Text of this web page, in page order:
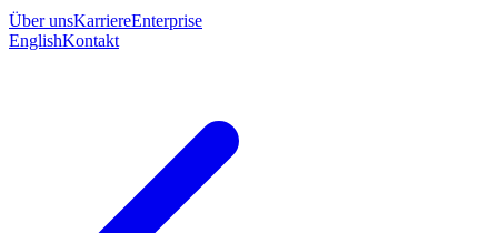
Über unsKarriereEnterprise
EnglishKontakt